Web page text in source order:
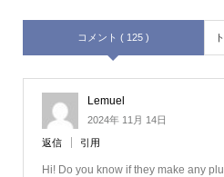
コメント ( 125 )
Lemuel
2024年 11月 14日
返信 引用
Hi! Do you know if they make any